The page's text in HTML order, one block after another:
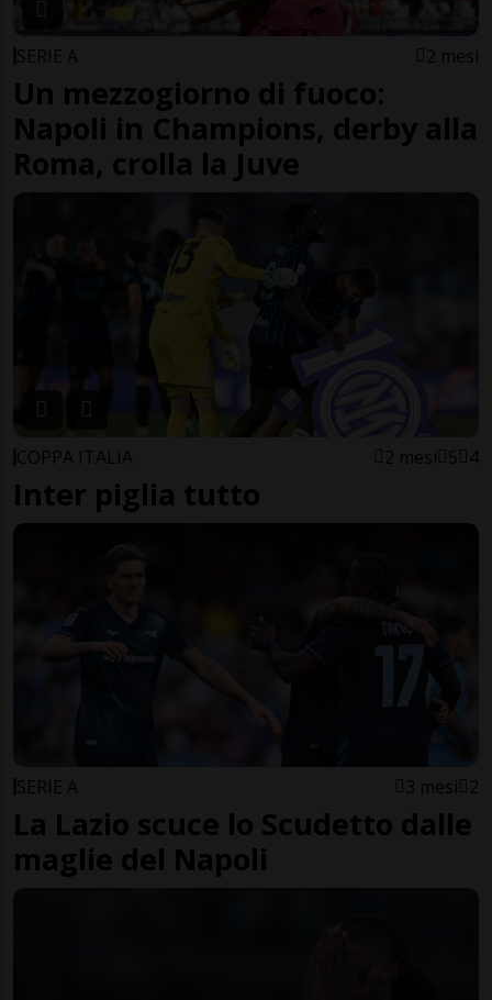
SERIE A 2 mesi
Un mezzogiorno di fuoco:
Napoli in Champions, derby alla
Roma, crolla la Juve
COPPA ITALIA 2 mesi 5 4
Inter piglia tutto
SERIE A 3 mesi 2
La Lazio scuce lo Scudetto dalle
maglie del Napoli